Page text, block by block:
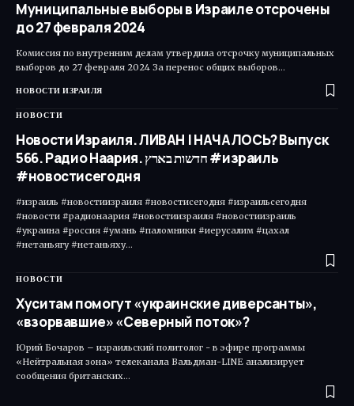
Муниципальные выборы в Израиле отсрочены
до 27 февраля 2024
Комиссия по внутренним делам утвердила отсрочку муниципальных
выборов до 27 февраля 2024 За перенос общих выборов…
НОВОСТИ ИЗРАИЛЯ
НОВОСТИ
Новости Израиля. ЛИВАН | НАЧАЛОСЬ? Выпуск
566. Радио Наария. חדשות בארץ #израиль
#новостисегодня
#израиль #новостиизраиля #новостисегодня #израильсегодня
#новости #радионаария #новостиизраиля #новостиизраиль
#украина #россия #умань #паломники #иерусалим #цахал
#нетаньягу #нетаньяху…
НОВОСТИ
Хуситам помогут «украинские диверсанты»,
«взорвавшие» «Северный поток»?
Юрий Бочаров – израильский политолог - в эфире программы
«Нейтральная зона» телеканала Вальдман-LINE анализирует
сообщения британских…